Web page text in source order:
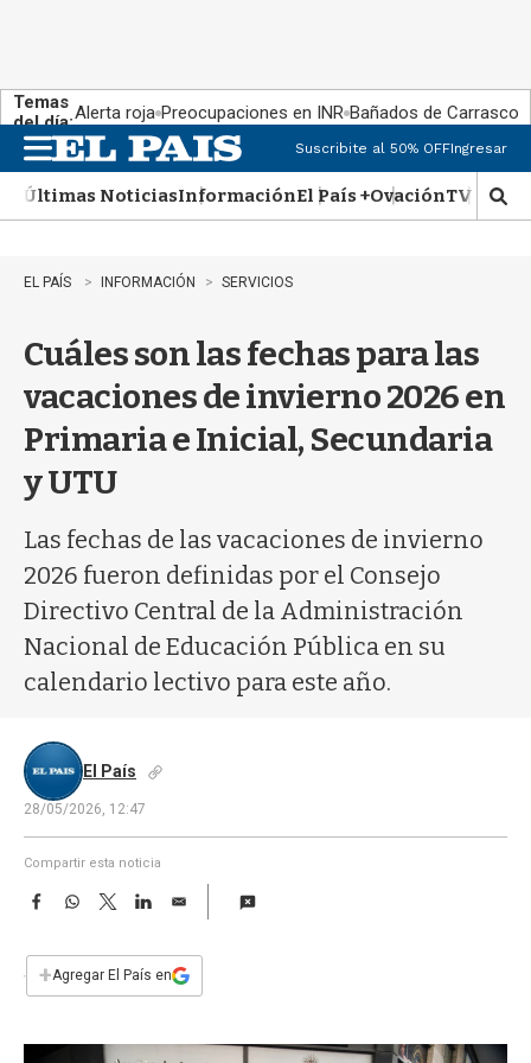
Temas
del día:Alerta roja Preocupaciones en INR Bañados de Carrasco
n
u
Suscribite al 50% OFFIngresar
Últimas NoticiasInformaciónEl País +OvaciónTV Show
M
o
�
EL PAÍS INFORMACIÓN SERVICIOS
Cuáles son las fechas para las
vacaciones de invierno 2026 en
Primaria e Inicial, Secundaria
y UTU
Las fechas de las vacaciones de invierno
2026 fueron definidas por el Consejo
Directivo Central de la Administración
Nacional de Educación Pública en su
calendario lectivo para este año.
El País
28/05/2026, 12:47
Compartir esta noticia
F
e
b
W
s
T
w
t
L
E
i
l
+Agregar El País en